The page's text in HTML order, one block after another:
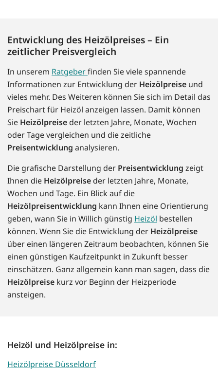
Entwicklung des Heizölpreises – Ein
zeitlicher Preisvergleich
In unserem Ratgeberfinden Sie viele spannende
Informationen zur Entwicklung der Heizölpreise und
vieles mehr. Des Weiteren können Sie sich im Detail das
Preischart für Heizöl anzeigen lassen. Damit können
Sie Heizölpreise der letzten Jahre, Monate, Wochen
oder Tage vergleichen und die zeitliche
Preisentwicklung analysieren.
Die grafische Darstellung der Preisentwicklung zeigt
Ihnen die Heizölpreise der letzten Jahre, Monate,
Wochen und Tage. Ein Blick auf die
Heizölpreisentwicklung kann Ihnen eine Orientierung
geben, wann Sie in Willich günstig Heizöl bestellen
können. Wenn Sie die Entwicklung der Heizölpreise
über einen längeren Zeitraum beobachten, können Sie
einen günstigen Kaufzeitpunkt in Zukunft besser
einschätzen. Ganz allgemein kann man sagen, dass die
Heizölpreise kurz vor Beginn der Heizperiode
ansteigen.
Heizöl und Heizölpreise in:
Heizölpreise Düsseldorf